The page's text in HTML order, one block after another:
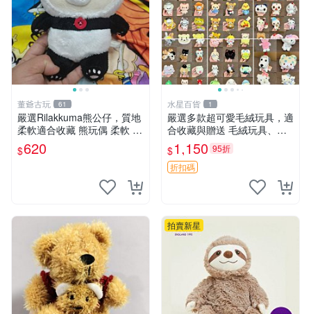
董爺古玩 61
嚴選Rilakkuma熊公仔，質地
柔軟適合收藏 熊玩偶 柔軟 公
仔 收藏
$620
水星百貨 1
嚴選多款超可愛毛絨玩具，適
合收藏與贈送 毛絨玩具、抱
枕、公仔
$1,150 95折
折扣碼
拍賣新星